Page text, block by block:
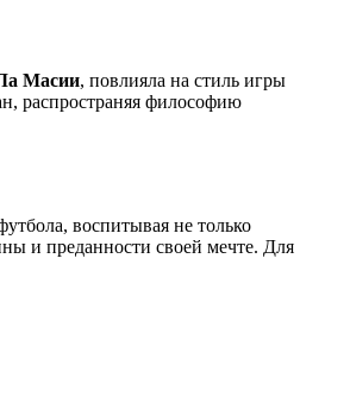
Масии, повлияла на стиль игры
распространяя философию
воспитывая не только
и преданности своей мечте. Для